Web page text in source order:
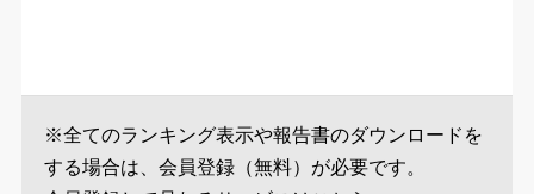
※全てのランキング表示や報告書のダウンロードを
する場合は、会員登録（無料）が必要です。